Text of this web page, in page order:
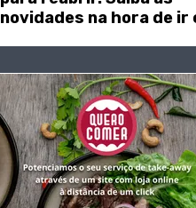
novidades na hora de ir